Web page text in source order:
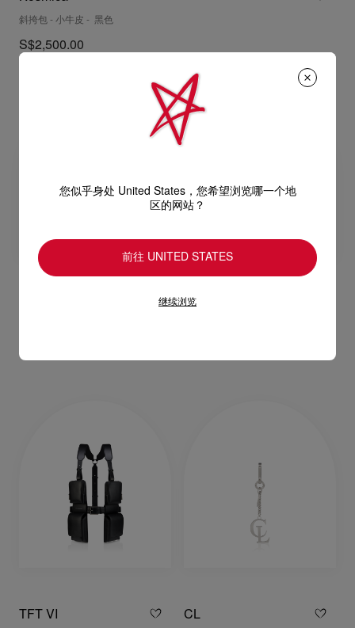
斜挎包 - 小牛皮 - 黑色
S$2,500.00
S$1,600.00
CL
TFT VI CL
您似乎身处 United States，您希望浏览哪一个地
区的网站？
前往 UNITED STATES
继续浏览